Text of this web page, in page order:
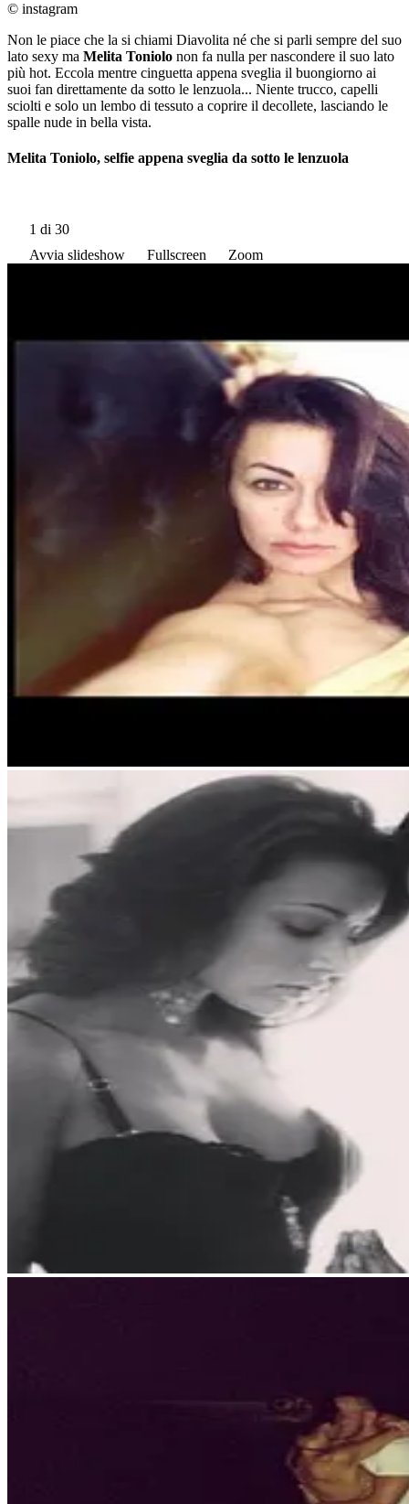
© instagram
Non le piace che la si chiami Diavolita né che si parli sempre del suo
lato sexy ma Melita Toniolo non fa nulla per nascondere il suo lato
più hot. Eccola mentre cinguetta appena sveglia il buongiorno ai
suoi fan direttamente da sotto le lenzuola... Niente trucco, capelli
sciolti e solo un lembo di tessuto a coprire il decollete, lasciando le
spalle nude in bella vista.
Melita Toniolo, selfie appena sveglia da sotto le lenzuola
1 di 30
Avvia slideshow
Fullscreen Zoom